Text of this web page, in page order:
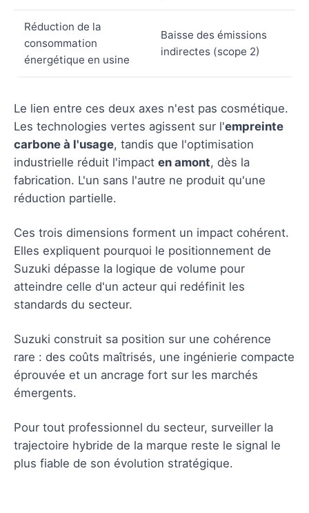
Réduction de la
consommation
énergétique en usine
Baisse des émissions
indirectes (scope 2)
Le lien entre ces deux axes n'est pas cosmétique.
Les technologies vertes agissent sur l'empreinte
carbone à l'usage, tandis que l'optimisation
industrielle réduit l'impact en amont, dès la
fabrication. L'un sans l'autre ne produit qu'une
réduction partielle.
Ces trois dimensions forment un impact cohérent.
Elles expliquent pourquoi le positionnement de
Suzuki dépasse la logique de volume pour
atteindre celle d'un acteur qui redéfinit les
standards du secteur.
Suzuki construit sa position sur une cohérence
rare : des coûts maîtrisés, une ingénierie compacte
éprouvée et un ancrage fort sur les marchés
émergents.
Pour tout professionnel du secteur, surveiller la
trajectoire hybride de la marque reste le signal le
plus fiable de son évolution stratégique.